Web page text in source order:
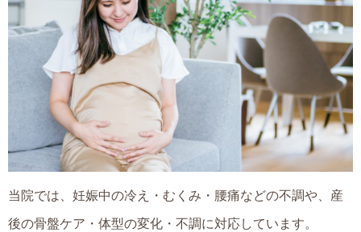
当院では、妊娠中の冷え・むくみ・腰痛などの不調や、産
後の骨盤ケア・体型の変化・不調に対応しています。